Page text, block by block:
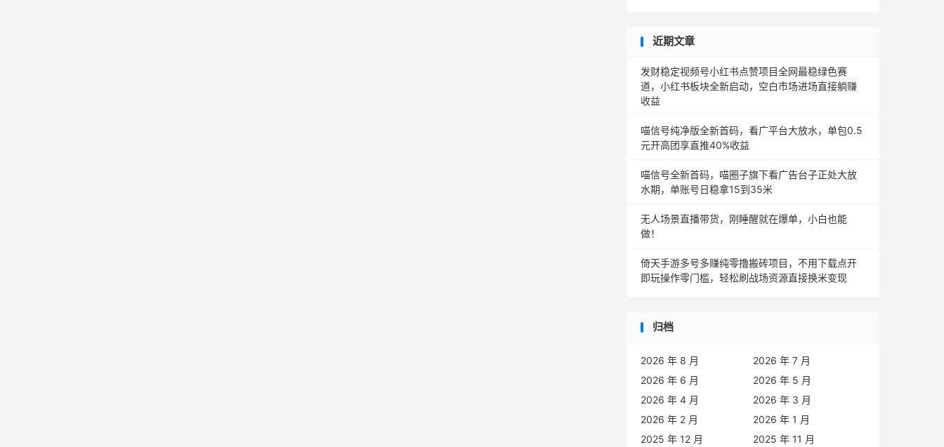
近期文章
发财稳定视频号小红书点赞项目全网最稳绿色赛
道，小红书板块全新启动，空白市场进场直接躺赚
收益
喵信号纯净版全新首码，看广平台大放水，单包0.5
元开高团享直推40%收益
喵信号全新首码，喵圈子旗下看广告台子正处大放
水期，单账号日稳拿15到35米
无人场景直播带货，刚睡醒就在爆单，小白也能
做！
倚天手游多号多赚纯零撸搬砖项目，不用下载点开
即玩操作零门槛，轻松刷战场资源直接换米变现
归档
2026 年 8 月
2026 年 7 月
2026 年 6 月
2026 年 5 月
2026 年 4 月
2026 年 3 月
2026 年 2 月
2026 年 1 月
2025 年 12 月
2025 年 11 月